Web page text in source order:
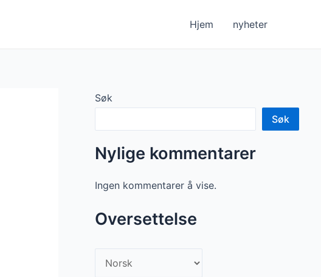
Hjem nyheter
Søk
Søk
Nylige kommentarer
Ingen kommentarer å vise.
Oversettelse